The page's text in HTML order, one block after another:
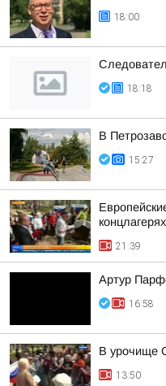
18:00
18:18
В
15:27
21:39
Артур
16:58
В урочище
13:50